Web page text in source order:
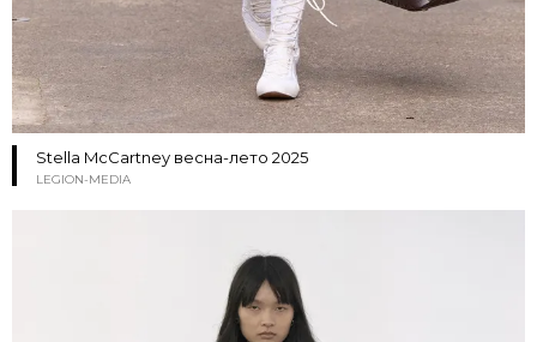
Stella McCartney весна-лето 2025
LEGION-MEDIA